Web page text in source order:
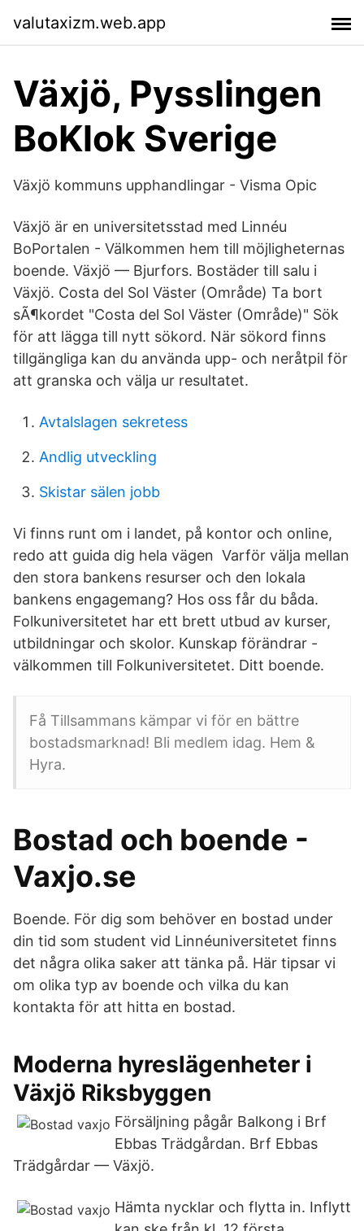
valutaxizm.web.app
Växjö, Pysslingen
BoKlok Sverige
Växjö kommuns upphandlingar - Visma Opic
Växjö är en universitetsstad med Linnéu
BoPortalen - Välkommen hem till möjligheternas
boende. Växjö — Bjurfors. Bostäder till salu i
Växjö. Costa del Sol Väster (Område) Ta bort
sÃ¶kordet "Costa del Sol Väster (Område)" Sök
för att lägga till nytt sökord. När sökord finns
tillgängliga kan du använda upp- och neråtpil för
att granska och välja ur resultatet.
Avtalslagen sekretess
Andlig utveckling
Skistar sälen jobb
Vi finns runt om i landet, på kontor och online,
redo att guida dig hela vägen Varför välja mellan
den stora bankens resurser och den lokala
bankens engagemang? Hos oss får du båda.
Folkuniversitetet har ett brett utbud av kurser,
utbildningar och skolor. Kunskap förändrar -
välkommen till Folkuniversitetet. Ditt boende.
Få Tillsammans kämpar vi för en bättre
bostadsmarknad! Bli medlem idag. Hem &
Hyra.
Bostad och boende -
Vaxjo.se
Boende. För dig som behöver en bostad under
din tid som student vid Linnéuniversitetet finns
det några olika saker att tänka på. Här tipsar vi
om olika typ av boende och vilka du kan
kontakta för att hitta en bostad.
Moderna hyreslägenheter i
Växjö Riksbyggen
Försäljning pågår Balkong i Brf
Ebbas Trädgårdan. Brf Ebbas
Trädgårdar — Växjö.
Hämta nycklar och flytta in. Inflytt